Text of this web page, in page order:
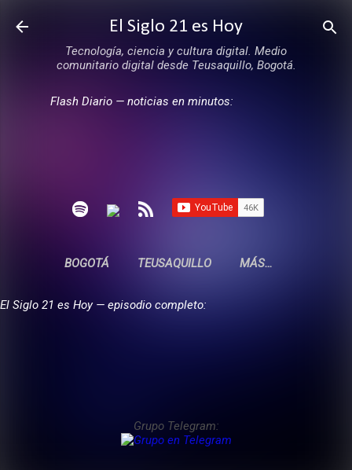
Ir al contenido principal
El Siglo 21 es Hoy
Tecnología, ciencia y cultura digital. Medio
comunitario digital desde Teusaquillo, Bogotá.
Flash Diario — noticias en minutos:
BOGOTÁ TEUSAQUILLO MÁS…
El Siglo 21 es Hoy — episodio completo:
Grupo Telegram: